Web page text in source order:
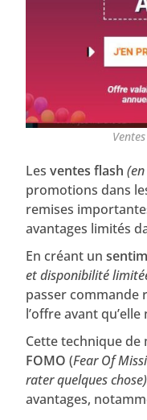
Lesventes flash
promotions dans
remises
avantages limités
En créant un
et disponibilité
passer
l’offre avant
Cette technique
FOMO (Fear Of
rater quelques chose)
avantages,